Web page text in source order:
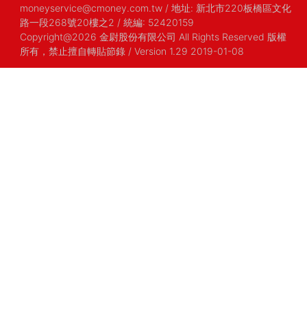
moneyservice@cmoney.com.tw / 地址: 新北市220板橋區文化
路一段268號20樓之2 / 統編: 52420159
Copyright@2026 金尉股份有限公司 All Rights Reserved 版權
所有，禁止擅自轉貼節錄 / Version 1.29 2019-01-08